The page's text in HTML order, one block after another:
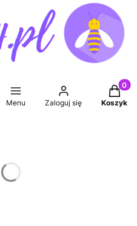
Menu Zaloguj się Koszyk